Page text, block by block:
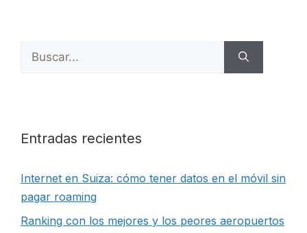
Buscar:
Entradas recientes
Internet en Suiza: cómo tener datos en el móvil sin
pagar roaming
Ranking con los mejores y los peores aeropuertos